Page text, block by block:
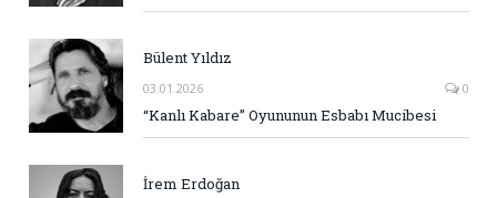
Bülent Yıldız
03.01.2026 0
“Kanlı Kabare” Oyununun Esbabı Mucibesi
İrem Erdoğan